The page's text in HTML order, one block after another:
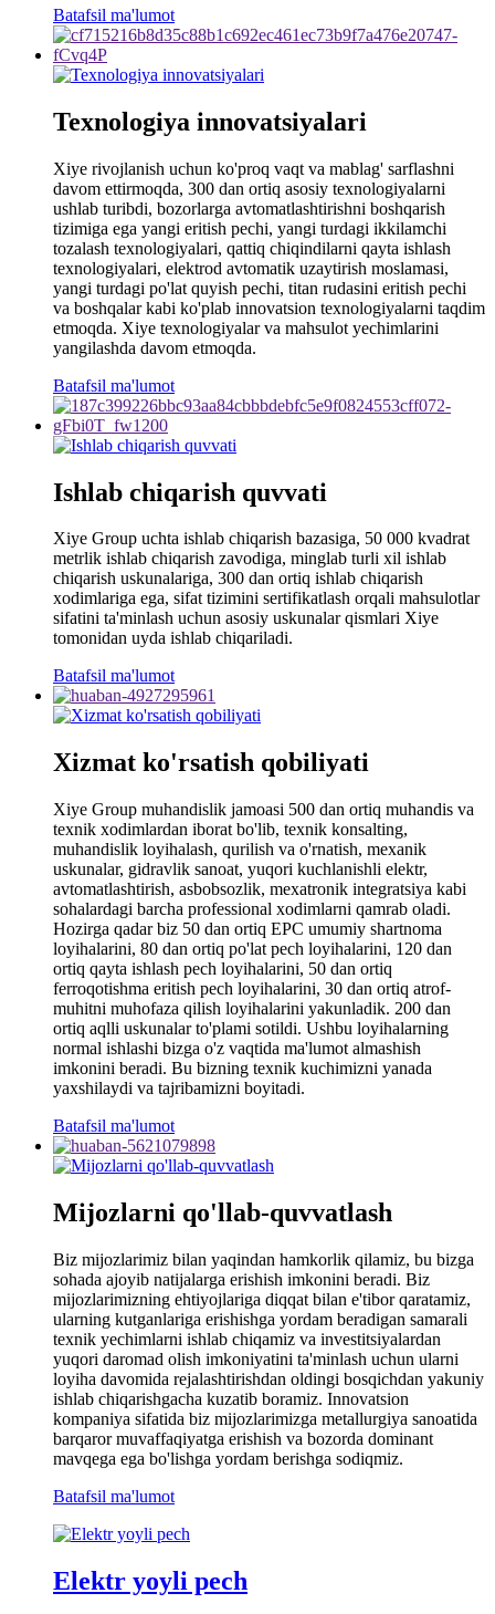
Batafsil ma'lumot
Texnologiya innovatsiyalari
Xiye rivojlanish uchun ko'proq vaqt va mablag' sarflashni
davom ettirmoqda, 300 dan ortiq asosiy texnologiyalarni
ushlab turibdi, bozorlarga avtomatlashtirishni boshqarish
tizimiga ega yangi eritish pechi, yangi turdagi ikkilamchi
tozalash texnologiyalari, qattiq chiqindilarni qayta ishlash
texnologiyalari, elektrod avtomatik uzaytirish moslamasi,
yangi turdagi po'lat quyish pechi, titan rudasini eritish pechi
va boshqalar kabi ko'plab innovatsion texnologiyalarni taqdim
etmoqda. Xiye texnologiyalar va mahsulot yechimlarini
yangilashda davom etmoqda.
Batafsil ma'lumot
Ishlab chiqarish quvvati
Xiye Group uchta ishlab chiqarish bazasiga, 50 000 kvadrat
metrlik ishlab chiqarish zavodiga, minglab turli xil ishlab
chiqarish uskunalariga, 300 dan ortiq ishlab chiqarish
xodimlariga ega, sifat tizimini sertifikatlash orqali mahsulotlar
sifatini ta'minlash uchun asosiy uskunalar qismlari Xiye
tomonidan uyda ishlab chiqariladi.
Batafsil ma'lumot
Xizmat ko'rsatish qobiliyati
Xiye Group muhandislik jamoasi 500 dan ortiq muhandis va
texnik xodimlardan iborat bo'lib, texnik konsalting,
muhandislik loyihalash, qurilish va o'rnatish, mexanik
uskunalar, gidravlik sanoat, yuqori kuchlanishli elektr,
avtomatlashtirish, asbobsozlik, mexatronik integratsiya kabi
sohalardagi barcha professional xodimlarni qamrab oladi.
Hozirga qadar biz 50 dan ortiq EPC umumiy shartnoma
loyihalarini, 80 dan ortiq po'lat pech loyihalarini, 120 dan
ortiq qayta ishlash pech loyihalarini, 50 dan ortiq
ferroqotishma eritish pech loyihalarini, 30 dan ortiq atrof-
muhitni muhofaza qilish loyihalarini yakunladik. 200 dan
ortiq aqlli uskunalar to'plami sotildi. Ushbu loyihalarning
normal ishlashi bizga o'z vaqtida ma'lumot almashish
imkonini beradi. Bu bizning texnik kuchimizni yanada
yaxshilaydi va tajribamizni boyitadi.
Batafsil ma'lumot
Mijozlarni qo'llab-quvvatlash
Biz mijozlarimiz bilan yaqindan hamkorlik qilamiz, bu bizga
sohada ajoyib natijalarga erishish imkonini beradi. Biz
mijozlarimizning ehtiyojlariga diqqat bilan e'tibor qaratamiz,
ularning kutganlariga erishishga yordam beradigan samarali
texnik yechimlarni ishlab chiqamiz va investitsiyalardan
yuqori daromad olish imkoniyatini ta'minlash uchun ularni
loyiha davomida rejalashtirishdan oldingi bosqichdan yakuniy
ishlab chiqarishgacha kuzatib boramiz. Innovatsion
kompaniya sifatida biz mijozlarimizga metallurgiya sanoatida
barqaror muvaffaqiyatga erishish va bozorda dominant
mavqega ega bo'lishga yordam berishga sodiqmiz.
Batafsil ma'lumot
Elektr yoyli pech